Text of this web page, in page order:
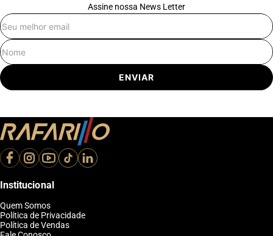
Assine nossa News Letter
ENVIAR
Institucional
Quem Somos
Política de Privacidade
Política de Vendas